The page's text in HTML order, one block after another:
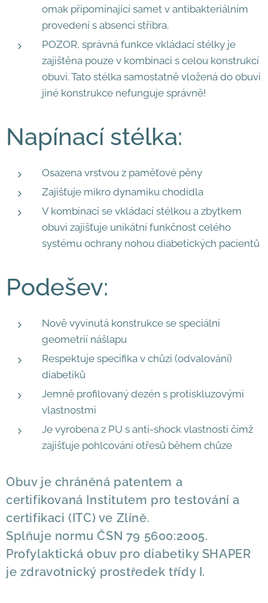
omak připomínající samet v antibakteriálním
provedení s absencí stříbra.
POZOR, správná funkce vkládací stélky je
zajištěna pouze v kombinaci s celou konstrukcí
obuvi. Tato stélka samostatně vložená do obuvi
jiné konstrukce nefunguje správně!
Napínací stélka:
Osazena vrstvou z paměťové pěny
Zajišťuje mikro dynamiku chodidla
V kombinaci se vkládací stélkou a zbytkem
obuvi zajišťuje unikátní funkčnost celého
systému ochrany nohou diabetických pacientů
Podešev:​
Nově vyvinutá konstrukce se speciální
geometrií nášlapu
Respektuje specifika v chůzi (odvalování)
diabetiků
Jemně profilovaný dezén s protiskluzovými
vlastnostmi
Je vyrobena z PU s anti-shock vlastnosti čímž
zajišťuje pohlcování otřesů během chůze
Obuv je chráněná patentem a
certifikovaná Institutem pro testování a
certifikaci (ITC) ve Zlíně.
Splňuje normu ČSN 79 5600:2005.
​Profylaktická obuv pro diabetiky SHAPER
je zdravotnický prostředek třídy I.